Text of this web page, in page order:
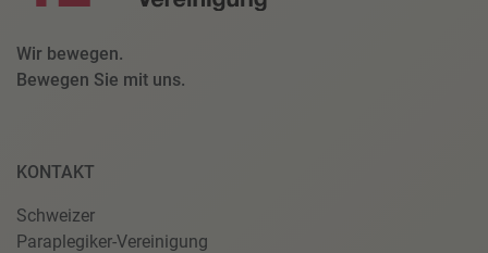
Wir bewegen.
Bewegen Sie mit uns.
KONTAKT
Schweizer
Paraplegiker-Vereinigung